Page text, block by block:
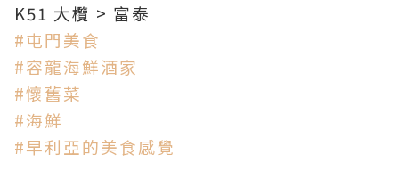
K51 大欖 > 富泰
#屯門美食
#容龍海鮮酒家
#懷舊菜
#海鮮
#早利亞的美食感覺